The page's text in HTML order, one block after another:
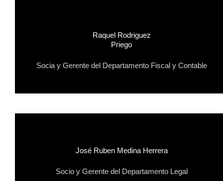
Raquel Rodriguez
Priego
Socia y Gerente del Departamento Fiscal y Contable
José Ruben Medina Herrera
Socio y Gerente del Departamento Legal